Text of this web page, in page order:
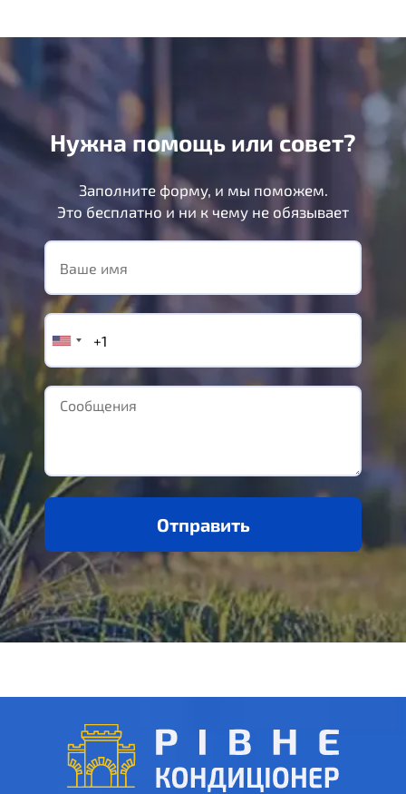
Нужна помощь или совет?
Заполните форму, и мы поможем.
Это бесплатно и ни к чему не обязывает
Отправить